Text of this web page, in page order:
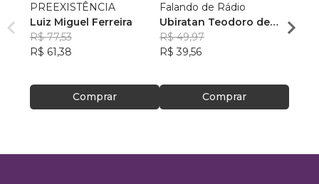
PREEXISTÊNCIA
Luiz Miguel Ferreira
R$ 77,53
R$ 61,38
Comprar
Falando de Rádio
Ubiratan Teodoro de
Souza
R$ 49,97
R$ 39,56
Comprar